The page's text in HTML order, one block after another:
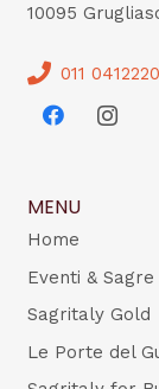
10095
011 0412220
MENU
Home
Eventi & Sagre
Sagritaly Gold
Le Porte del